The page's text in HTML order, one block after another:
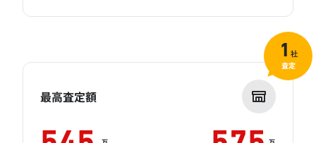
最高査定額
1 社
査定